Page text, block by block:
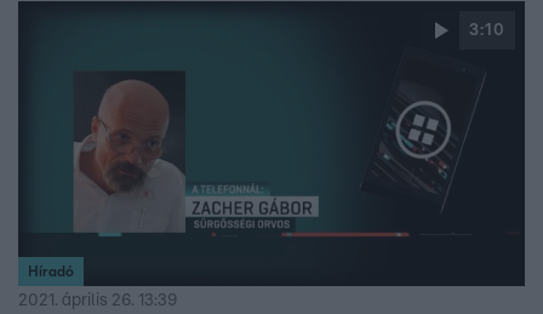
3:10
Híradó
2021. április 26. 13:39